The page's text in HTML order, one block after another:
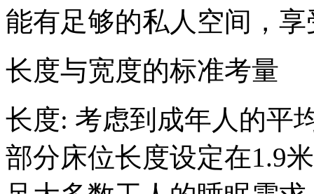
能有足够的私人空间，
长度与宽度的标准考量
长度: 考虑到成年人的平
部分床位长度设定在1.9